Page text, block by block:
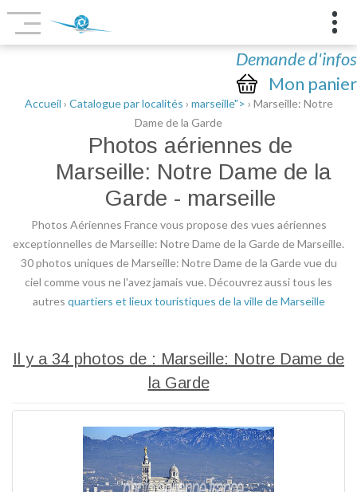
Demande d'infos
Mon panier
Accueil › Catalogue par localités › marseille"> › Marseille: Notre
Dame de la Garde
Photos aériennes de
Marseille: Notre Dame de la
Garde - marseille
Photos Aériennes France vous propose des vues aériennes
exceptionnelles de Marseille: Notre Dame de la Garde de Marseille.
30 photos uniques de Marseille: Notre Dame de la Garde vue du
ciel comme vous ne l'avez jamais vue. Découvrez aussi tous les
autres quartiers et lieux touristiques de la ville de Marseille
Il y a 34 photos de : Marseille: Notre Dame de
la Garde